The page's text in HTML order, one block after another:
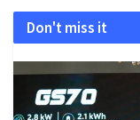
Don't miss it